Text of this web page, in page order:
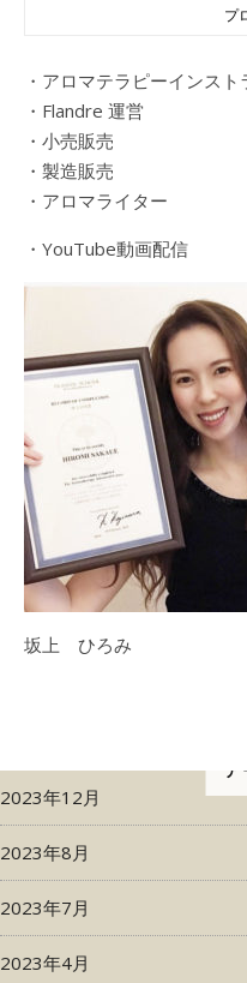
プ
・アロマテラピーインスト
・Flandre 運営
・小売販売
・製造販売
・アロマライター
・YouTube動画配信
坂上 ひろみ
ア
2023年12月
2023年8月
2023年7月
2023年4月